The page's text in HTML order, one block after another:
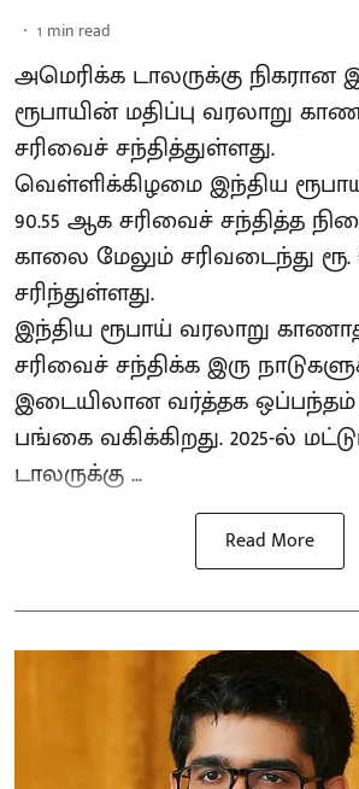
1 min read
அமெரிக்க டாலருக்கு நிகரான
ரூபாயின் மதிப்பு வரலாறு
சரிவைச் சந்தித்துள்ளது.
வெள்ளிக்கிழமை இந்திய
90.55 ஆக சரிவைச் சந்தித்த
காலை மேலும் சரிவடைந்து ரூ.
சரிந்துள்ளது.
இந்திய ரூபாய் வரலாறு
சரிவைச் சந்திக்க இரு
இடையிலான வர்த்தக ஒப்பந்தம்
பங்கை வகிக்கிறது. 2025-ல்
டாலருக்கு ...
Read More